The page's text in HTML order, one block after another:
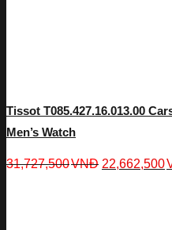
Tissot T085.427.16.013.00
Men’s Watch
31,727,500VNĐ 22,662,500